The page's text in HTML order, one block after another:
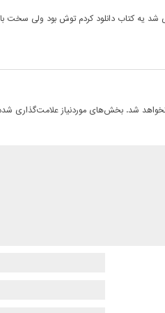
یه کتاب دانلود کردم توش بود ولی سخت
شد. بخش‌های موردنیاز علامت‌گذاری